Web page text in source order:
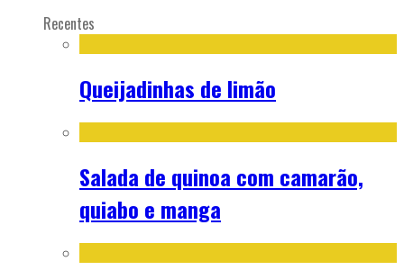
Recentes
Queijadinhas de limão
Salada de quinoa com camarão,
quiabo e manga